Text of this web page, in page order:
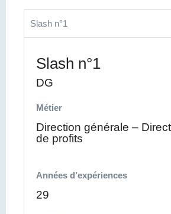
Slash n°1
Slash n°1
DG
Métier
Direction générale –
de profits
Années d’expériences
29